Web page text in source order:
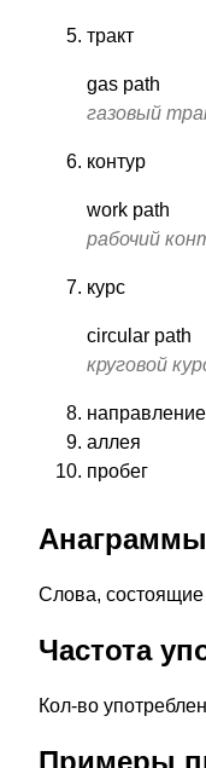
тракт
gas path
газовый
контур
work path
рабочий
курс
circular path
круговой
направление
аллея
пробег
Анаграммы
Слова, состоящие
Частота
Кол-во